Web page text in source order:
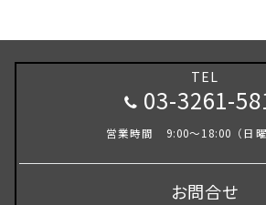
TEL
03-3261-
営業時間 9:00～18:00（日曜
お問合せ